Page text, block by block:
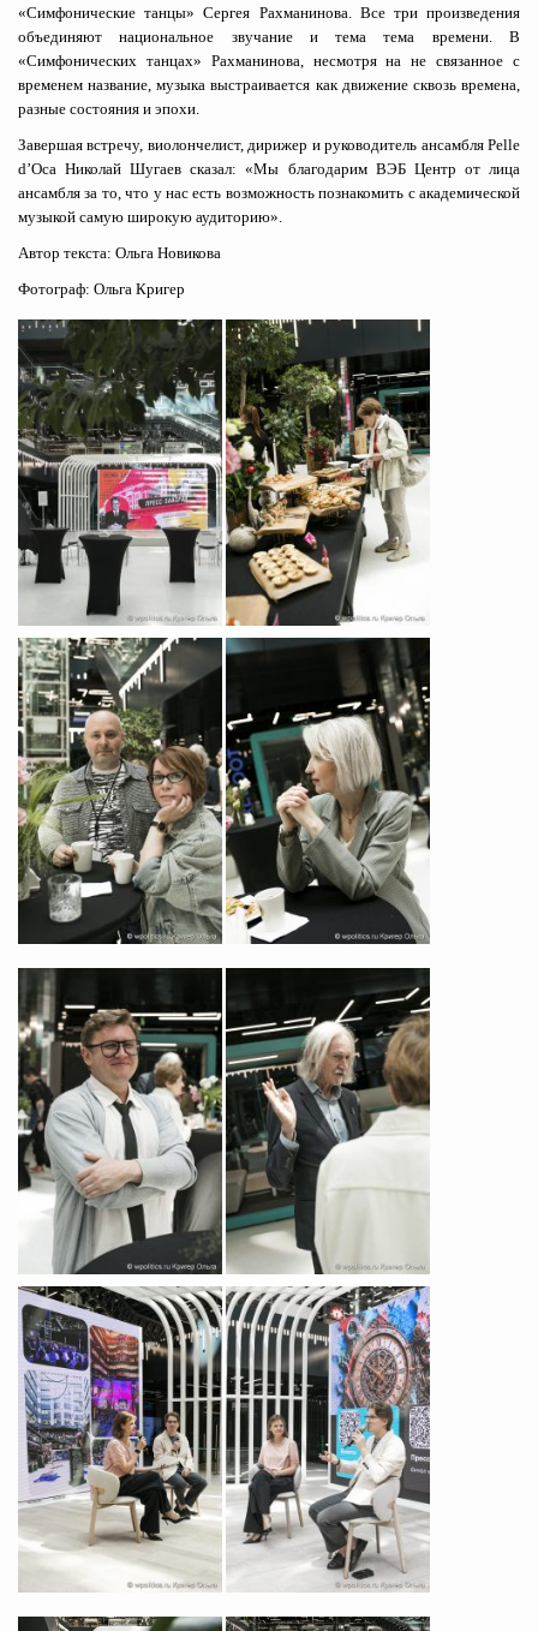
«Симфонические танцы» Сергея Рахманинова. Все три произведения
объединяют национальное звучание и тема тема времени. В
«Симфонических танцах» Рахманинова, несмотря на не связанное с
временем название, музыка выстраивается как движение сквозь времена,
разные состояния и эпохи.
Завершая встречу, виолончелист, дирижер и руководитель ансамбля Pelle
d’Oca Николай Шугаев сказал: «Мы благодарим ВЭБ Центр от лица
ансамбля за то, что у нас есть возможность познакомить с академической
музыкой самую широкую аудиторию».
Автор текста: Ольга Новикова
Фотограф: Ольга Кригер